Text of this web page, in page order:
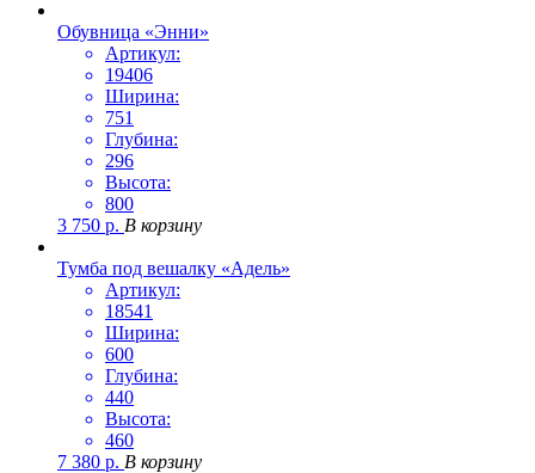
Обувница «Энни»
Артикул:
19406
Ширина:
751
Глубина:
296
Высота:
800
3 750 р. В корзину
Тумба под вешалку «Адель»
Артикул:
18541
Ширина:
600
Глубина:
440
Высота:
460
7 380 р. В корзину